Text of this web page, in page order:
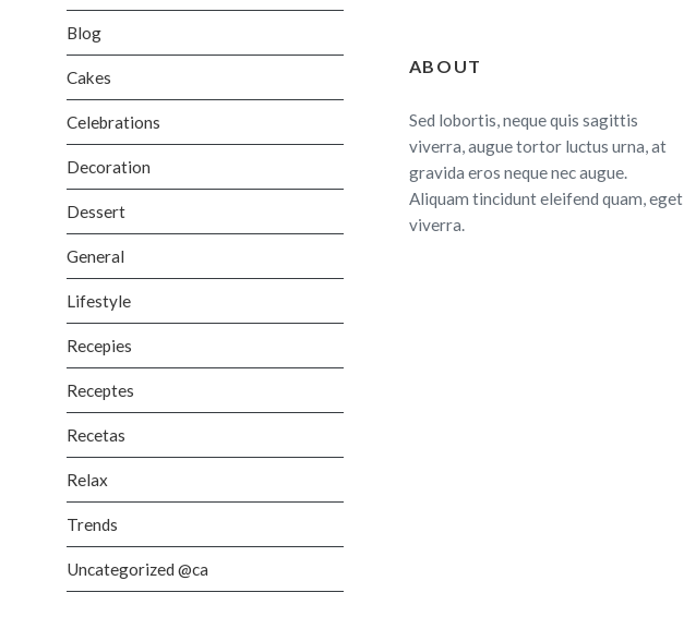
Blog
Cakes
Celebrations
Decoration
Dessert
General
Lifestyle
Recepies
Receptes
Recetas
Relax
Trends
Uncategorized @ca
ABOUT
Sed lobortis, neque quis sagittis
viverra, augue tortor luctus urna, at
gravida eros neque nec augue.
Aliquam tincidunt eleifend quam, eget
viverra.